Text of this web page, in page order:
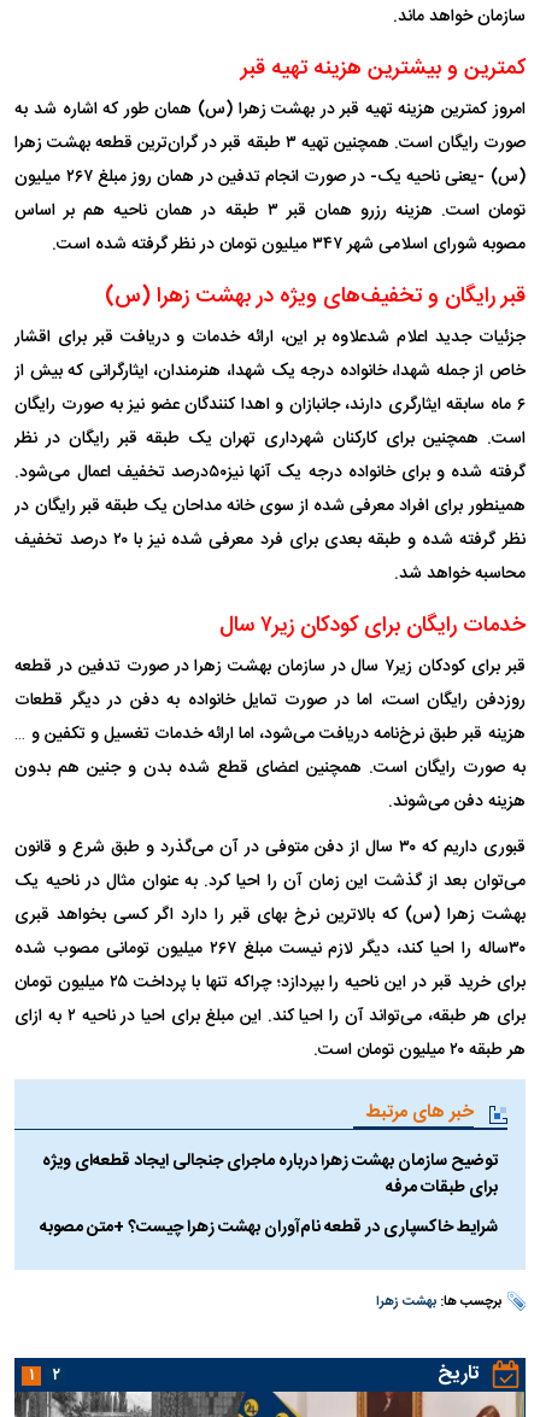
سازمان خواهد ماند.
کمترین و بیشترین هزینه تهیه قبر
امروز کمترین هزینه تهیه قبر در بهشت زهرا (س) همان طور که اشاره شد به
صورت رایگان است. همچنین تهیه ۳ طبقه قبر در گران‌ترین قطعه بهشت زهرا
(س) -یعنی ناحیه یک- در صورت انجام تدفین در همان روز مبلغ ۲۶۷ میلیون
تومان است. هزینه رزرو همان قبر ۳ طبقه در همان ناحیه هم بر اساس
مصوبه شورای اسلامی شهر ۳۴۷ میلیون تومان در نظر گرفته شده است.
قبر رایگان و تخفیف‌های ویژه در بهشت زهرا (س)
جزئیات جدید اعلام شدعلاوه بر این، ارائه خدمات و دریافت قبر برای اقشار
خاص از جمله شهدا، خانواده درجه یک شهدا، هنرمندان، ایثارگرانی که بیش از
۶ ماه سابقه ایثارگری دارند، جانبازان و اهدا کنندگان عضو نیز به صورت رایگان
است. همچنین برای کارکنان شهرداری تهران یک طبقه قبر رایگان در نظر
گرفته شده و برای خانواده درجه یک آنها نیز۵۰درصد تخفیف اعمال می‌شود.
همینطور برای افراد معرفی شده از سوی خانه مداحان یک طبقه قبر رایگان در
نظر گرفته شده و طبقه بعدی برای فرد معرفی شده نیز با ۲۰ درصد تخفیف
محاسبه خواهد شد.
خدمات رایگان برای کودکان زیر۷ سال
قبر برای کودکان زیر۷ سال در سازمان بهشت زهرا در صورت تدفین در قطعه
روزدفن رایگان است، اما در صورت تمایل خانواده به دفن در دیگر قطعات
هزینه قبر طبق نرخ‌نامه دریافت می‌شود، اما ارائه خدمات تغسیل و تکفین و …
به صورت رایگان است. همچنین اعضای قطع شده بدن و جنین هم بدون
هزینه دفن می‌شوند.
قبوری داریم که ۳۰ سال از دفن متوفی در آن می‌گذرد و طبق شرع و قانون
می‌توان بعد از گذشت این زمان آن را احیا کرد. به عنوان مثال در ناحیه یک
بهشت زهرا (س) که بالاترین نرخ بهای قبر را دارد اگر کسی بخواهد قبری
۳۰ساله را احیا کند، دیگر لازم نیست مبلغ ۲۶۷ میلیون تومانی مصوب شده
برای خرید قبر در این ناحیه را بپردازد؛ چراکه تنها با پرداخت ۲۵ میلیون تومان
برای هر طبقه، می‌تواند آن را احیا کند. این مبلغ برای احیا در ناحیه ۲ به ازای
هر طبقه ۲۰ میلیون تومان است.
خبر های مرتبط
توضیح سازمان بهشت زهرا درباره ماجرای جنجالی ایجاد قطعه‌ای ویژه
برای طبقات مرفه
شرایط خاکسپاری در قطعه نام‌آوران بهشت زهرا چیست؟ +متن مصوبه
برچسب ها:بهشت زهرا
تاریخ ۱ ۲